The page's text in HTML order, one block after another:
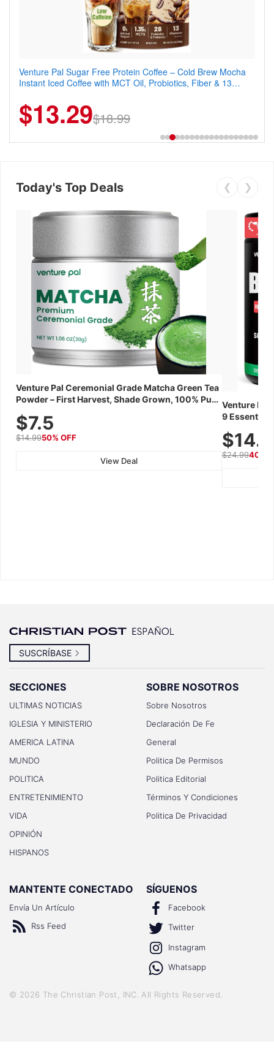
Venture Pal Sugar Free Protein Coffee – Cold Brew Mocha
Instant Iced Coffee with MCT Oil, Probiotics, Fiber & 13
$13.29$18.99
Today's Top Deals ❮ ❯
Venture Pal Ceremonial Grade Matcha Green Tea
Powder – First Harvest, Shade Grown, 100% Pure
Gluten-Free, 30g Tin
$7.5
$14.9950% OFF
View Deal
Venture Pal
9 Essential
Recovery,
$24.9940%
SUSCRÍBASE
SECCIONES
ULTIMAS NOTICIAS
IGLESIA Y MINISTERIO
AMERICA LATINA
MUNDO
POLITICA
ENTRETENIMIENTO
VIDA
OPINIÓN
HISPANOS
SOBRE NOSOTROS
Sobre Nosotros
Declaración De Fe
General
Politica De Permisos
Politica Editorial
Términos Y Condiciones
Politica De Privacidad
MANTENTE CONECTADO
Envía Un Artículo
Rss Feed
SÍGUENOS
Facebook
Twitter
Instagram
Whatsapp
© 2026 The Christian Post, INC . All Rights Reserved.